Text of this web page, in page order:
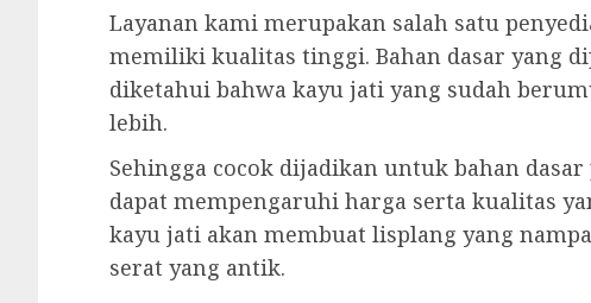
Layanan kami merupakan salah satu
memiliki kualitas tinggi. Bahan dasar yang
diketahui bahwa kayu jati yang sudah
lebih.
Sehingga cocok dijadikan untuk bahan
dapat mempengaruhi harga serta kualitas
kayu jati akan membuat lisplang yang
serat yang antik.